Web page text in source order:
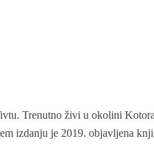
Trenutno živi u okolini
izdanju je 2019. objavljena